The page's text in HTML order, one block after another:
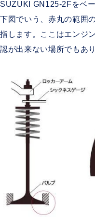
SUZUKI GN125-2Fをベ
下図でいう、赤丸の範囲
指します。ここはエンジ
認が出来ない場所でもあり